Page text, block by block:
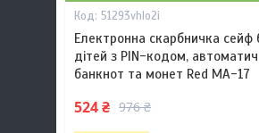
51293vhlo2i
Електронна скарбничка
дітей з PIN-кодом,
банкнот та монет Red MA-17
524 ₴ 976 ₴